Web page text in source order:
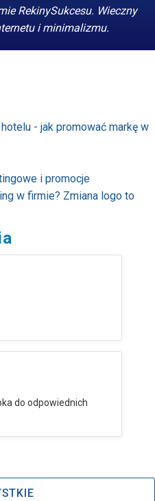
RekinySukcesu. Wieczny
i minimalizmu.
- jak promować markę w
i promocje
w firmie? Zmiana logo to
do odpowiednich